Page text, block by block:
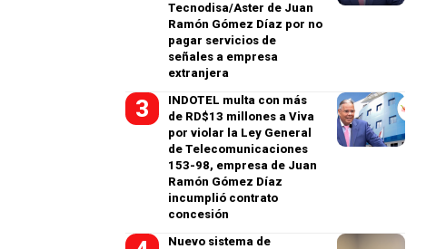
Tecnodisa/Aster de Juan
Ramón Gómez Díaz por no
pagar servicios de
señales a empresa
extranjera
INDOTEL multa con más
de RD$13 millones a Viva
por violar la Ley General
de Telecomunicaciones
153-98, empresa de Juan
Ramón Gómez Díaz
incumplió contrato
concesión
Nuevo sistema de